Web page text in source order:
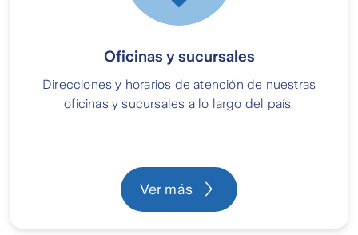
Oficinas y sucursales
Direcciones y horarios de atención de nuestras
oficinas y sucursales a lo largo del país.
Ver más